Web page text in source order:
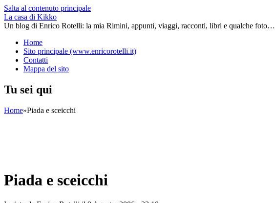
Salta al contenuto principale
La casa di Kikko
Un blog di Enrico Rotelli: la mia Rimini, appunti, viaggi, racconti, libri e qualche foto…
Home
Sito principale (www.enricorotelli.it)
Contatti
Mappa del sito
Tu sei qui
Home»Piada e sceicchi
Piada e sceicchi